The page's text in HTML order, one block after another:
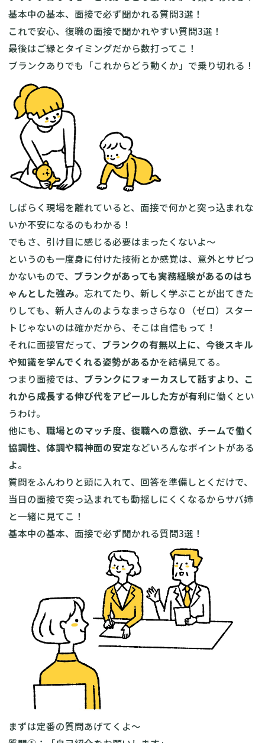
基本中の基本、面接で必ず聞かれる質問3選！
これで安心、復職の面接で聞かれやすい質問3選！
最後はご縁とタイミングだから数打ってこ！
ブランクありでも「これからどう動くか」で乗り切れる！
しばらく現場を離れていると、面接で何かと突っ込まれな
いか不安になるのもわかる！
でもさ、引け目に感じる必要はまったくないよ～
というのも一度身に付けた技術とか感覚は、意外とサビつ
かないもので、 ブランクがあっても実務経験があるのはち
ゃんとした強み。忘れてたり、新しく学ぶことが出てきた
りしても、新人さんのようなまっさらな０（ゼロ）スター
トじゃないのは確かだから、そこは自信もって！
それに面接官だって、 ブランクの有無以上に、今後スキル
や知識を学んでくれる姿勢があるかを結構見てる。
つまり面接では、 ブランクにフォーカスして話すより、こ
れから成長する伸び代をアピールした方が有利に働くとい
うわけ。
他にも、 職場とのマッチ度、復職への意欲、チームで働く
協調性、体調や精神面の安定などいろんなポイントがある
よ。
質問をふんわりと頭に入れて、回答を準備しとくだけで、
当日の面接で突っ込まれても動揺しにくくなるからサバ姉
と一緒に見てこ！
基本中の基本、面接で必ず聞かれる質問3選！
まずは定番の質問あげてくよ～